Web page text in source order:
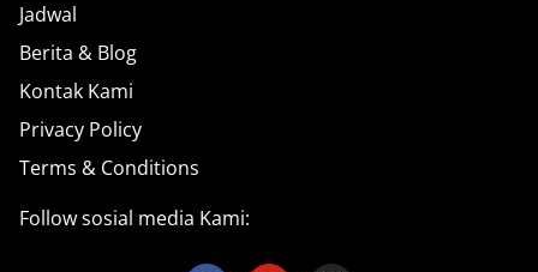
Jadwal
Berita & Blog
Kontak Kami
Privacy Policy
Terms & Conditions
Follow sosial media Kami: